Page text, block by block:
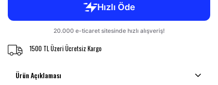
1500 TL Üzeri Ücretsiz Kargo
Ürün Açıklaması